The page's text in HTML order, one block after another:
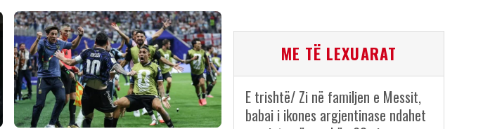
ME TË LEXUARAT
E trishtë/ Zi në familjen e Messit,
babai i ikones argjentinase ndahet